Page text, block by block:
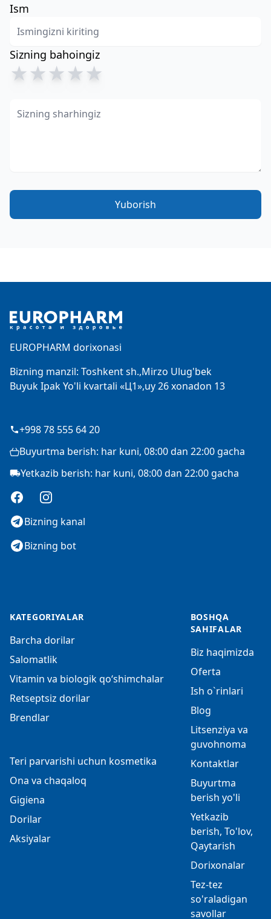
Ism
Sizning bahoingiz
★★★★★
Yuborish
EUROPHARM dorixonasi
Bizning manzil: Toshkent sh.,Mirzo Ulug'bek
Buyuk Ipak Yo'li kvartali «Ц1»,uy 26 xonadon 13
+998 78 555 64 20
Buyurtma berish: har kuni, 08:00 dan 22:00 gacha
Yetkazib berish: har kuni, 08:00 dan 22:00 gacha
FacebookInstagram
Bizning kanal
Bizning bot
KATEGORIYALAR
Barcha dorilar
Salomatlik
Vitamin va biologik qo‘shimchalar
Retseptsiz dorilar
Brendlar
Teri parvarishi uchun kosmetika
Ona va chaqaloq
Gigiena
Dorilar
Aksiyalar
BOSHQA
SAHIFALAR
Biz haqimizda
Oferta
Ish o`rinlari
Blog
Litsenziya va
guvohnoma
Kontaktlar
Buyurtma
berish yo'li
Yetkazib
berish, To'lov,
Qaytarish
Dorixonalar
Tez-tez
so'raladigan
savollar